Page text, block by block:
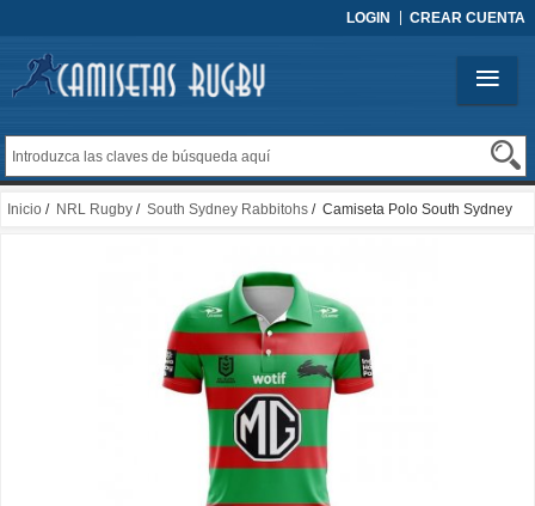
LOGIN CREAR CUENTA
Inicio / NRL Rugby / South Sydney Rabbitohs / Camiseta Polo South Sydney